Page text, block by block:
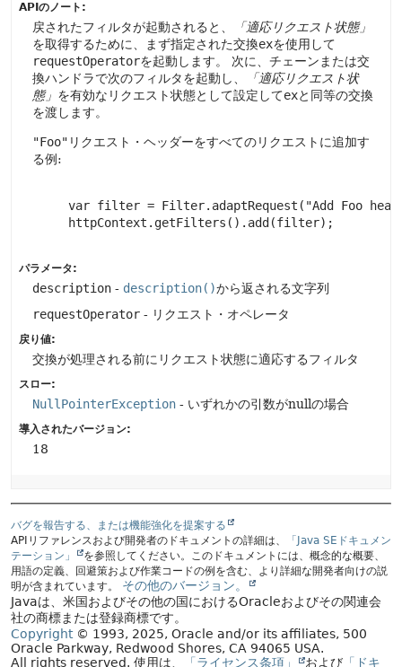
APIのノート:
戻されたフィルタが起動されると、
「適応リクエスト状態」
を取得するために、まず指定された交換exを使用して
requestOperatorを起動します。
次に、チェーンまたは交
換ハンドラで次のフィルタを起動し、
「適応リクエスト状
態」 を有効なリクエスト状態として設定してexと同等の交換
を渡します。
"Foo" リクエスト・ヘッダーをすべてのリクエストに追加す
る例:
var filter = Filter.adaptRequest("Add Foo
     httpContext.getFilters().add(filter);
パラメータ:
description - description()から返される文字列
requestOperator - リクエスト・オペレータ
戻り値:
交換が処理される前にリクエスト状態に適応するフィルタ
スロー:
NullPointerException - いずれかの引数がnullの場合
導入されたバージョン:
18
バグを報告する、または機能強化を提案する
APIリファレンスおよび開発者のドキュメントの詳細は、
「Java SEドキュメン
テーション」
を参照してください。このドキュメントには、概念的な概要、
用語の定義、回避策および作業コードの例を含む、より詳細な開発者向けの説
明が含まれています。
その他のバージョン。
Javaは、米国およびその他の国におけるOracleおよびその関連会
社の商標または登録商標です。
Copyright© 1993, 2025, Oracle and/or its affiliates, 500
Oracle Parkway, Redwood Shores, CA 94065 USA.
All rights reserved. 使用は、 「ライセンス条項」 および 「ドキ